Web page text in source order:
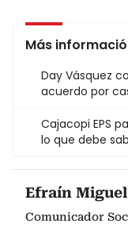
Más
Day Vásquez
acuerdo por
Cajacopi EPS
lo que debe
Efraín
Comunicador